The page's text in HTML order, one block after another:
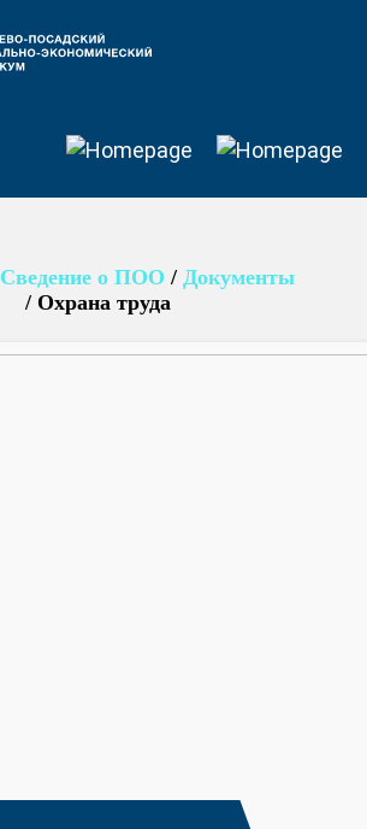
Сведение о ПОО / Документы
/ Охрана труда